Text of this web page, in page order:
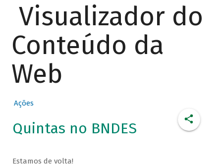
Visualizador do
Conteúdo da
Web
Ações
Quintas no BNDES
Estamos de volta!